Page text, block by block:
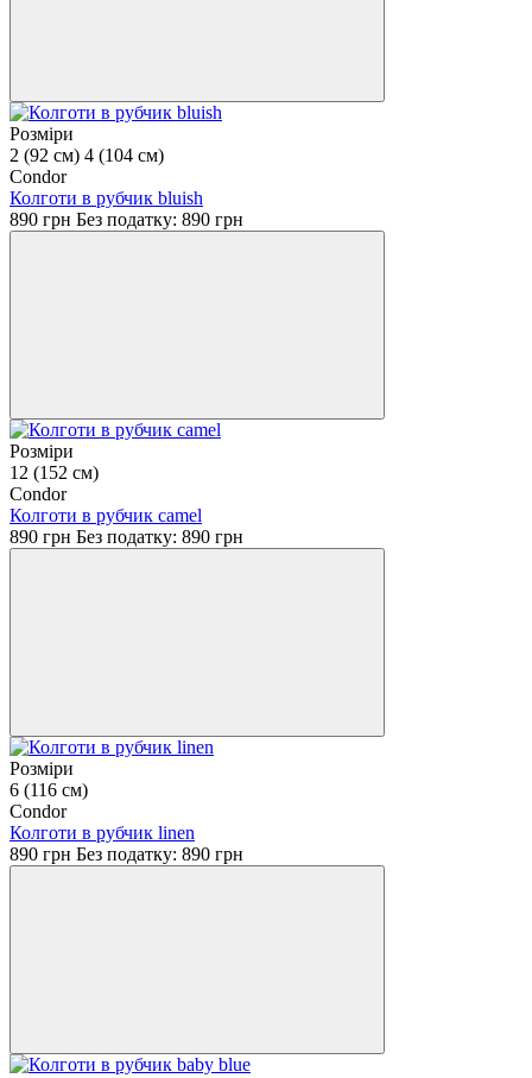
Розміри
2 (92 см) 4 (104 см)
Condor
Колготи в рубчик bluish
890 грн Без податку: 890 грн
Розміри
12 (152 см)
Condor
Колготи в рубчик camel
890 грн Без податку: 890 грн
Розміри
6 (116 см)
Condor
Колготи в рубчик linen
890 грн Без податку: 890 грн